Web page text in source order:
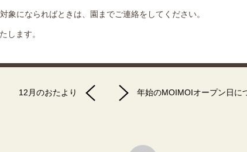
象にならればときは、園までご連絡をしてください。
します。
12月のおたより 年始のMOIMOIオープン日に